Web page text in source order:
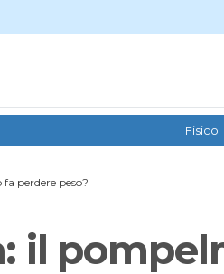
Fisico
perdere peso?
il